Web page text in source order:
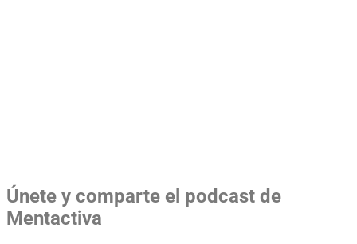
Únete y comparte el podcast de
Mentactiva